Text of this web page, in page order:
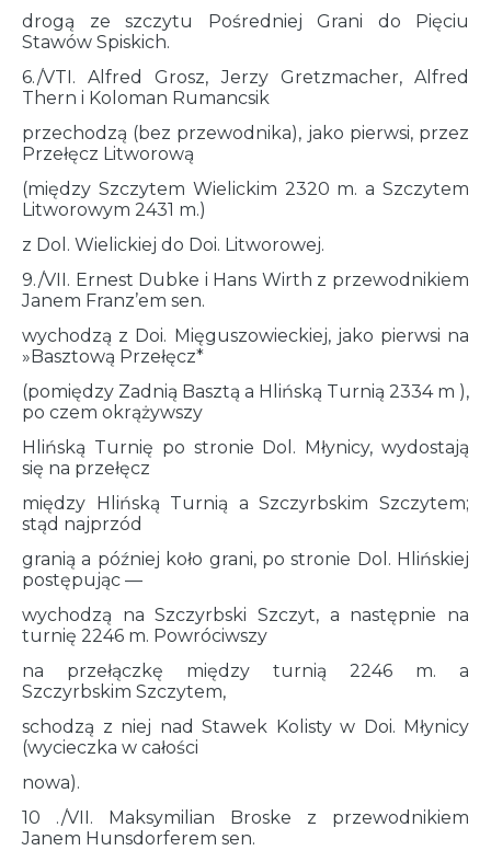
drogą ze szczytu Pośredniej Grani do Pięciu
Stawów Spiskich.
6./VTI. Alfred Grosz, Jerzy Gretzmacher, Alfred
Thern i Koloman Rumancsik
przechodzą (bez przewodnika), jako pierwsi, przez
Przełęcz Litworową
(między Szczytem Wielickim 2320 m. a Szczytem
Litworowym 2431 m.)
z Dol. Wielickiej do Doi. Litworowej.
9./VII. Ernest Dubke i Hans Wirth z przewodnikiem
Janem Franz’em sen.
wychodzą z Doi. Mięguszowieckiej, jako pierwsi na
»Basztową Przełęcz*
(pomiędzy Zadnią Basztą a Hlińską Turnią 2334 m ),
po czem okrążywszy
Hlińską Turnię po stronie Dol. Młynicy, wydostają
się na przełęcz
między Hlińską Turnią a Szczyrbskim Szczytem;
stąd najprzód
granią a później koło grani, po stronie Dol. Hlińskiej
postępując —
wychodzą na Szczyrbski Szczyt, a następnie na
turnię 2246 m. Powróciwszy
na przełączkę między turnią 2246 m. a
Szczyrbskim Szczytem,
schodzą z niej nad Stawek Kolisty w Doi. Młynicy
(wycieczka w całości
nowa).
10 ./VII. Maksymilian Broske z przewodnikiem
Janem Hunsdorferem sen.